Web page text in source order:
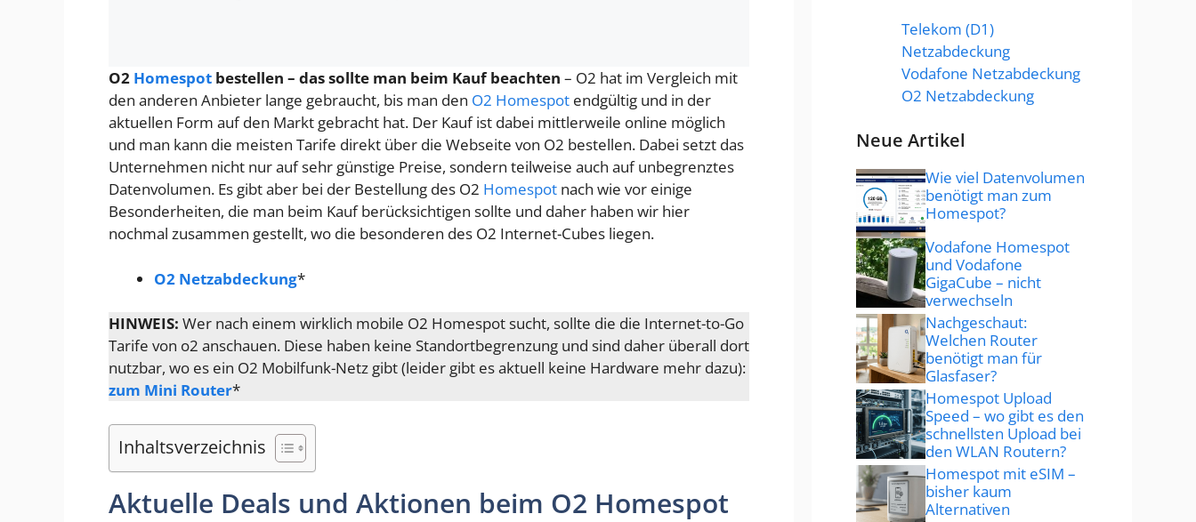
O2 Homespot bestellen – das sollte man beim Kauf beachten – O2 hat im Vergleich mit
den anderen Anbieter lange gebraucht, bis man den O2 Homespot endgültig und in der
aktuellen Form auf den Markt gebracht hat. Der Kauf ist dabei mittlerweile online möglich
und man kann die meisten Tarife direkt über die Webseite von O2 bestellen. Dabei setzt das
Unternehmen nicht nur auf sehr günstige Preise, sondern teilweise auch auf unbegrenztes
Datenvolumen. Es gibt aber bei der Bestellung des O2 Homespot nach wie vor einige
Besonderheiten, die man beim Kauf berücksichtigen sollte und daher haben wir hier
nochmal zusammen gestellt, wo die besonderen des O2 Internet-Cubes liegen.
O2 Netzabdeckung*
HINWEIS: Wer nach einem wirklich mobile O2 Homespot sucht, sollte die die Internet-to-Go
Tarife von o2 anschauen. Diese haben keine Standortbegrenzung und sind daher überall dort
nutzbar, wo es ein O2 Mobilfunk-Netz gibt (leider gibt es aktuell keine Hardware mehr dazu):
zum Mini Router*
Inhaltsverzeichnis
Aktuelle Deals und Aktionen beim O2 Homespot
Telekom (D1)
Netzabdeckung
Vodafone Netzabdeckung
O2 Netzabdeckung
Neue Artikel
Wie viel Datenvolumen
benötigt man zum
Homespot?
Vodafone Homespot
und Vodafone
GigaCube – nicht
verwechseln
Nachgeschaut:
Welchen Router
benötigt man für
Glasfaser?
Homespot Upload
Speed – wo gibt es den
schnellsten Upload bei
den WLAN Routern?
Homespot mit eSIM –
bisher kaum
Alternativen